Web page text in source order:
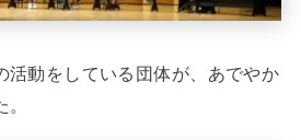
活動をしている団体が、あでやか